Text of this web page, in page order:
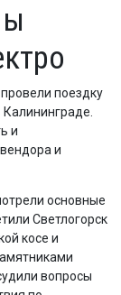
поездку
и
и
основные
Светлогорск
косе и
вопросы